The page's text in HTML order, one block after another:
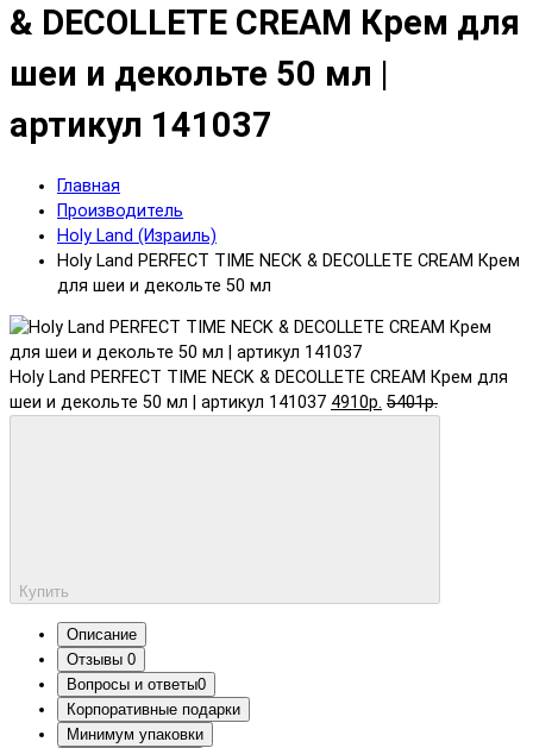
& DECOLLETE CREAM Крем для
шеи и декольте 50 мл |
артикул 141037
Главная
Производитель
Holy Land (Израиль)
Holy Land PERFECT TIME NECK & DECOLLETE CREAM Крем
для шеи и декольте 50 мл
Holy Land PERFECT TIME NECK & DECOLLETE CREAM Крем для
шеи и декольте 50 мл | артикул 141037 4910р. 5401р.
Купить
Описание
Отзывы 0
Вопросы и ответы0
Корпоративные подарки
Минимум упаковки